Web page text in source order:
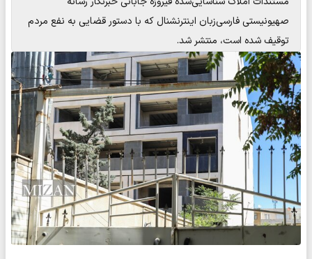
صهیونیستی فارسی‌زبان اینترنشنال که با دستور قضایی به نفع مردم
توقیف شده است، منتشر شد.